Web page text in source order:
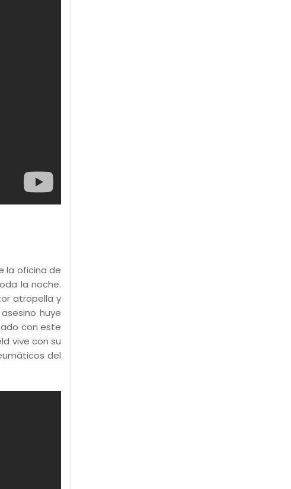
la oficina de
la noche.
atropella y
huye
con este
vive con su
del